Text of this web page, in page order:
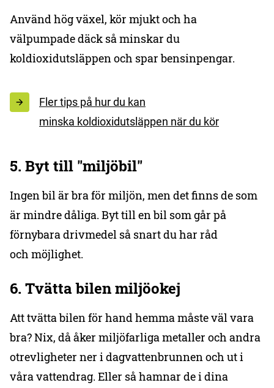
Använd hög växel, kör mjukt och ha
välpumpade däck så minskar du
koldioxidutsläppen och spar bensinpengar.
Fler tips på hur du kan
minska koldioxidutsläppen när du kör
5. Byt till "miljöbil"
Ingen bil är bra för miljön, men det finns de som
är mindre dåliga. Byt till en bil som går på
förnybara drivmedel så snart du har råd
och möjlighet.
6. Tvätta bilen miljöokej
Att tvätta bilen för hand hemma måste väl vara
bra? Nix, då åker miljöfarliga metaller och andra
otrevligheter ner i dagvattenbrunnen och ut i
våra vattendrag. Eller så hamnar de i dina